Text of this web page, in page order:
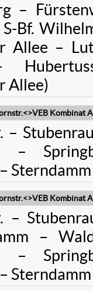
–
Bf.
Allee –
Allee)
Kombinat
–
–
Kombinat
–
–
–